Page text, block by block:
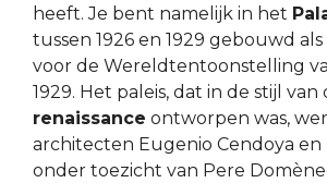
heeft. Je bent namelijk in het
tussen 1926 en 1929 gebouwd
voor de Wereldtentoonstelling
1929. Het paleis, dat in de stijl van
renaissance ontworpen was,
architecten Eugenio Cendoya en
onder toezicht van Pere